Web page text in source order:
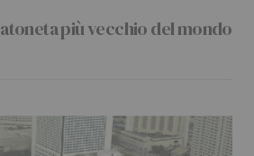
non sarà pubblicato.
sono contrassegnati*
più vecchio del mondo